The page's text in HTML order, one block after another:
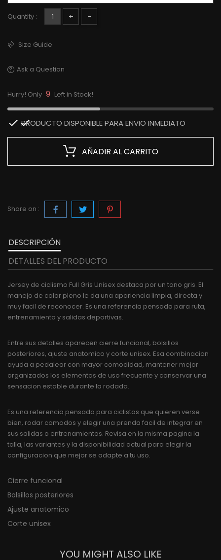
Quantity : + -
Size Guide
Ask a Question
Hurry! Only 9 Left in Stock!

PRODUCTO DISPONIBLE PARA ENVIO INMEDIATO
AÑADIR AL CARRITO
Share on :
DESCRIPCIÓN
DETALLES DEL PRODUCTO
Jersey de ciclismo Full Gris Unisex destaca por un tono gris. El
manejo de color pleno le da una apariencia limpia, directa y
muy facil de reconocer. Es una referencia pensada para ruta,
entrenamiento y salidas deportivas.
Entre sus detalles aparecen cierre funcional, bolsillos
posteriores, ajuste anatomico y corte unisex. Esa combinacion
ayuda a pedalear con mayor comodidad, mantener mejor
organizados los elementos de uso frecuente y conservar una
sensacion estable durante la rodada.
Es una referencia pensada para ciclistas que quieren verse
bien, rodar comodos y elegir una prenda facil de integrar en
sus salidas o entrenamientos. Revisa en la misma pagina la
talla, las variantes y la disponibilidad actual para elegir la
configuracion que mejor se adapte a tu uso.
Cierre funcional
Bolsillos posteriores
Ajuste anatomico
Corte unisex
YOU MIGHT ALSO LIKE